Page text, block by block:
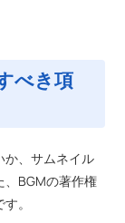
べき項
か、サムネイル
、BGMの著作権
。